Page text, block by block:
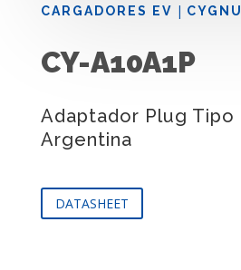
CARGADORES EV |
CY-A10A1P
Adaptador Plug Tipo
Argentina
DATASHEET